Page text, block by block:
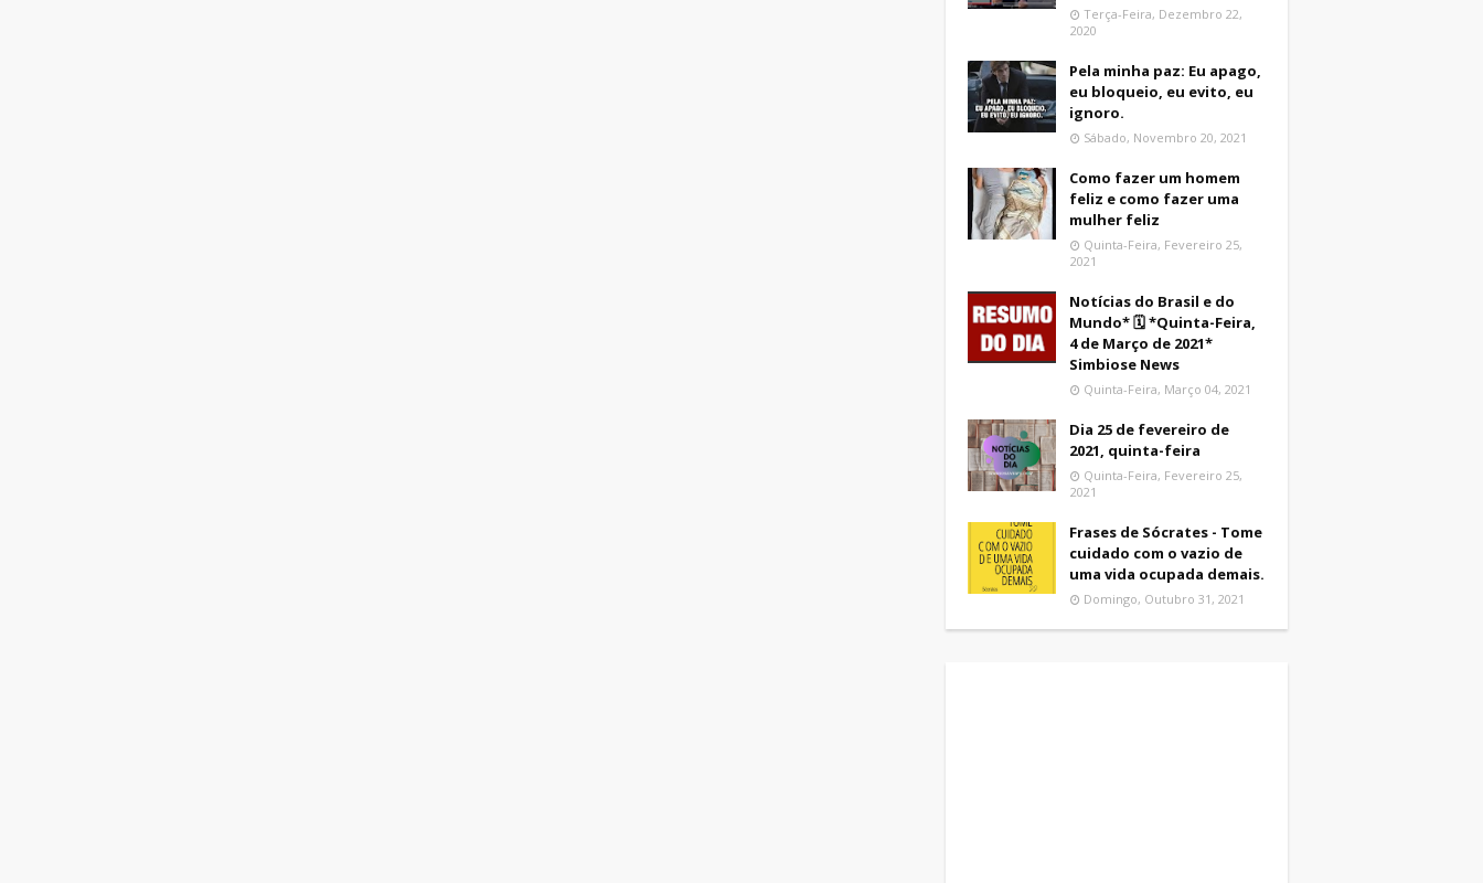
Terça-Feira, Dezembro 22,
2020
Pela minha paz: Eu apago,
eu bloqueio, eu evito, eu
ignoro.
Sábado, Novembro 20, 2021
Como fazer um homem
feliz e como fazer uma
mulher feliz
Quinta-Feira, Fevereiro 25,
2021
Notícias do Brasil e do
Mundo* 🗓 *Quinta-Feira,
4 de Março de 2021*
Simbiose News
Quinta-Feira, Março 04, 2021
Dia 25 de fevereiro de
2021, quinta-feira
Quinta-Feira, Fevereiro 25,
2021
Frases de Sócrates - Tome
cuidado com o vazio de
uma vida ocupada demais.
Domingo, Outubro 31, 2021